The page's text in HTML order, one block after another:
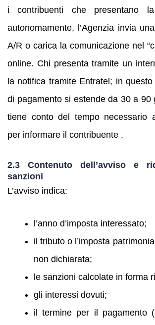
i contribuenti che presentano la
autonomamente, l’Agenzia invia
A/R o carica la comunicazione nel
online. Chi presenta tramite un
la notifica tramite Entratel; in
di pagamento si estende da 30 a 90
tiene conto del tempo necessario
per informare il contribuente .
2.3 Contenuto dell’avviso e
sanzioni
L’avviso indica:
l’anno d’imposta interessato;
il tributo o l’imposta
non dichiarata;
le sanzioni calcolate in forma
gli interessi dovuti;
il termine per il pagamento